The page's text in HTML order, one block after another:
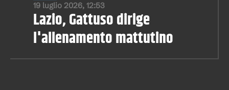
19 luglio 2026, 12:53
Lazio, Gattuso dirige
l'allenamento mattutino